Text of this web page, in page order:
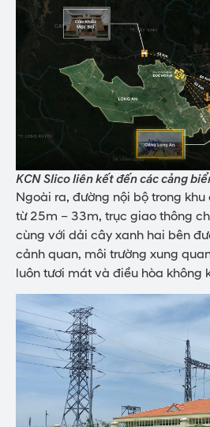
KCN Slico liên kết đến các cảng
Ngoài ra, đường nội bộ trong
từ 25m – 33m, trục giao thông
cùng với dải cây xanh hai bên
cảnh quan, môi trường xung
luôn tươi mát và điều hòa không